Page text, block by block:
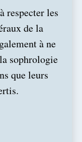
respecter les
de la
à ne
sophrologie
que leurs